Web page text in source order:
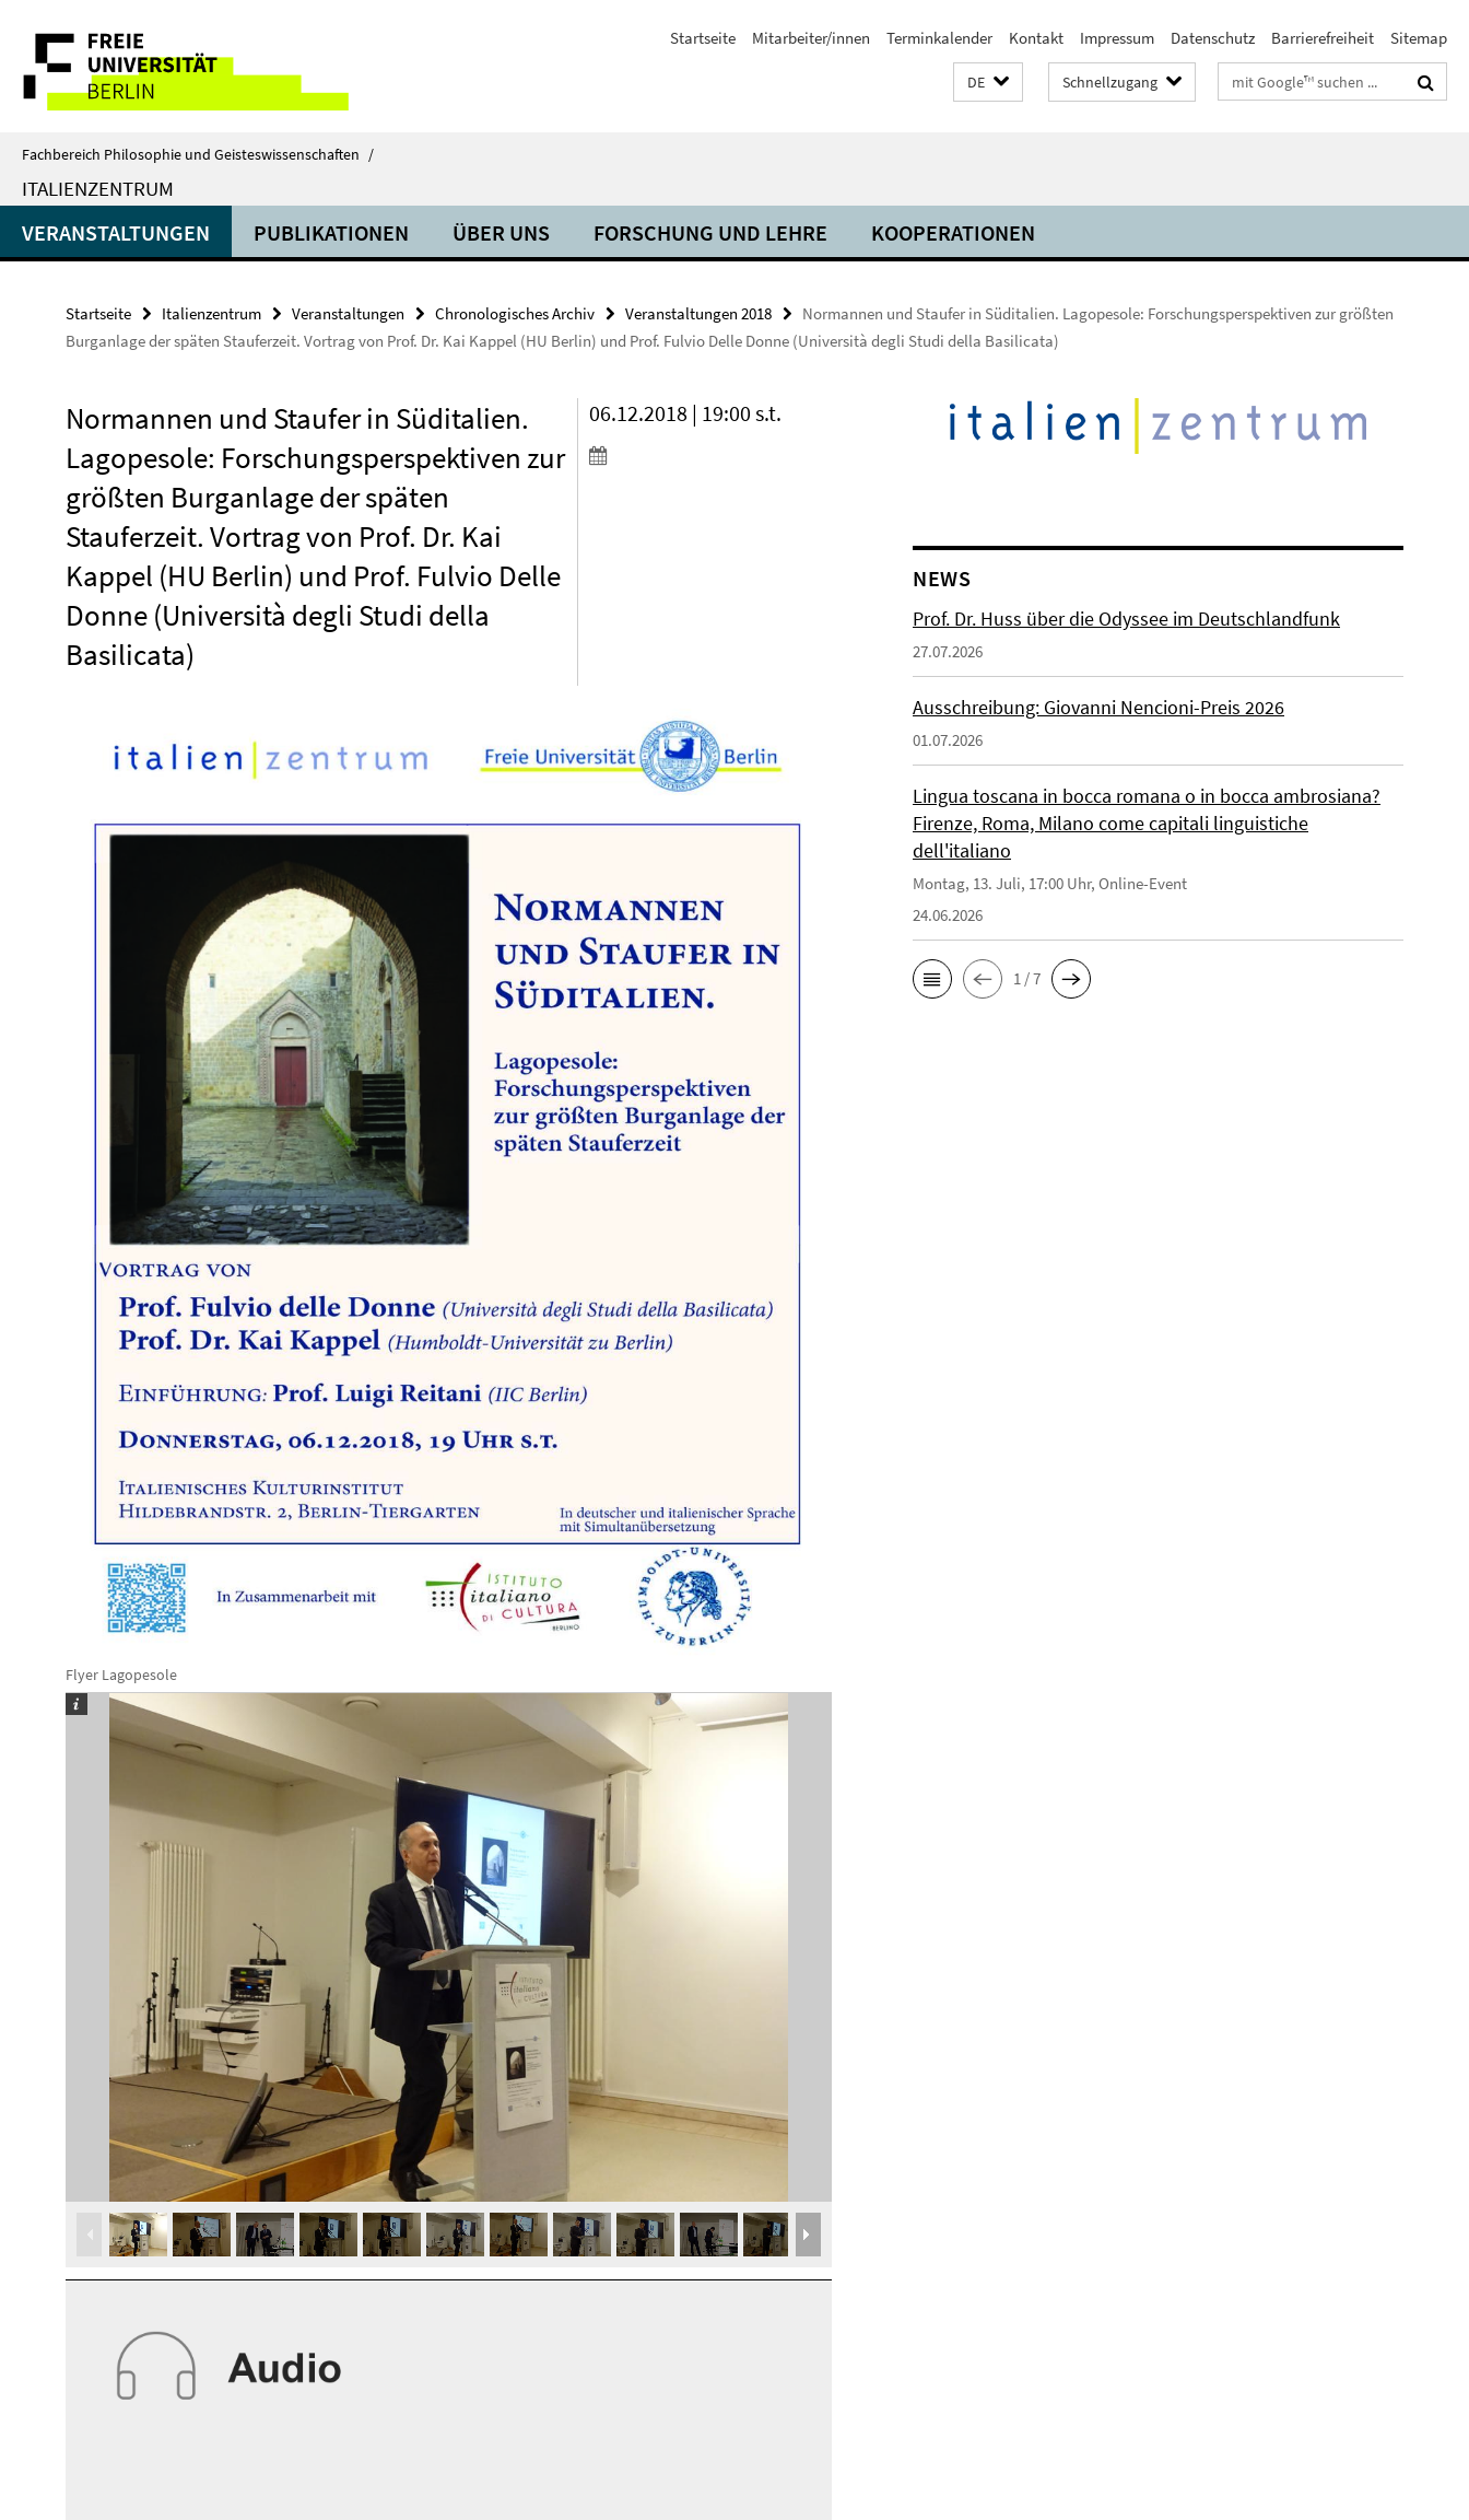
direkt
Inhalt
Service-
Navigation
Startseite Mitarbeiter/innen Terminkalender Kontakt Impressum Datenschutz Barrierefreiheit Sitemap
DE Schnellzugang Suchbegriffe
Fachbereich Philosophie und Geisteswissenschaften /
ITALIENZENTRUM
VERANSTALTUNGEN PUBLIKATIONEN ÜBER UNS FORSCHUNG UND LEHRE KOOPERATIONEN
Startseite Italienzentrum Veranstaltungen Chronologisches Archiv Veranstaltungen 2018
Normannen und Staufer in Süditalien. Lagopesole: Forschungsperspektiven zur größten
Burganlage der späten Stauferzeit. Vortrag von Prof. Dr. Kai Kappel (HU Berlin) und Prof. Fulvio Delle Donne (Università degli Studi della Basilicata)
Normannen und Staufer in Süditalien.
Lagopesole: Forschungsperspektiven zur
größten Burganlage der späten
Stauferzeit. Vortrag von Prof. Dr. Kai
Kappel (HU Berlin) und Prof. Fulvio Delle
Donne (Università degli Studi della
Basilicata)
06.12.2018 | 19:00 s.t.
Flyer Lagopesole
NEWS
Prof. Dr. Huss über die Odyssee im Deutschlandfunk
27.07.2026
Ausschreibung: Giovanni Nencioni-Preis 2026
01.07.2026
Lingua toscana in bocca romana o in bocca ambrosiana?
Firenze, Roma, Milano come capitali linguistiche
dell'italiano
Montag, 13. Juli, 17:00 Uhr, Online-Event
24.06.2026
1 / 7